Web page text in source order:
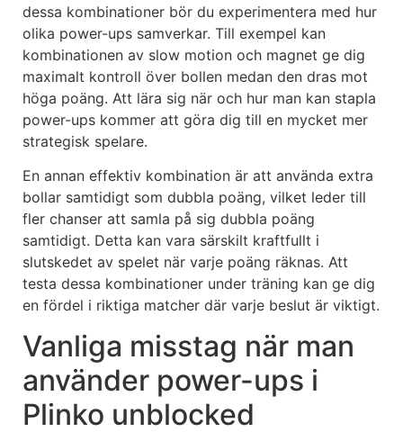
dessa kombinationer bör du experimentera med hur
olika power-ups samverkar. Till exempel kan
kombinationen av slow motion och magnet ge dig
maximalt kontroll över bollen medan den dras mot
höga poäng. Att lära sig när och hur man kan stapla
power-ups kommer att göra dig till en mycket mer
strategisk spelare.
En annan effektiv kombination är att använda extra
bollar samtidigt som dubbla poäng, vilket leder till
fler chanser att samla på sig dubbla poäng
samtidigt. Detta kan vara särskilt kraftfullt i
slutskedet av spelet när varje poäng räknas. Att
testa dessa kombinationer under träning kan ge dig
en fördel i riktiga matcher där varje beslut är viktigt.
Vanliga misstag när man
använder power-ups i
Plinko unblocked